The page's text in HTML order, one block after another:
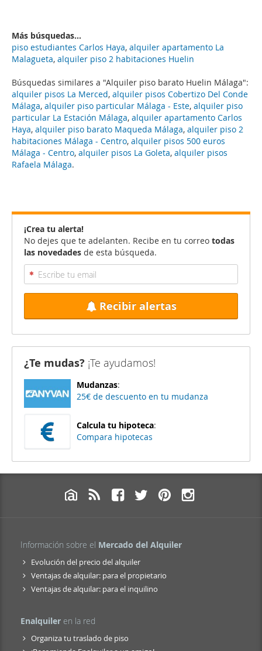
Búsquedas similares a "Alquiler piso barato Huelin Málaga":
alquiler pisos La Merced, alquiler pisos Cobertizo Del Conde
Málaga, alquiler piso particular Málaga - Este, alquiler piso
particular La Estación Málaga, alquiler apartamento Carlos
Haya, alquiler piso barato Maqueda Málaga, alquiler piso 2
habitaciones Málaga - Centro, alquiler pisos 500 euros
Málaga - Centro, alquiler pisos La Goleta, alquiler pisos
Rafaela Málaga.
Más búsquedas...
piso estudiantes Carlos Haya, alquiler apartamento La
Malagueta, alquiler piso 2 habitaciones Huelin
¡Crea tu alerta!
No dejes que te adelanten. Recibe en tu correo todas
las novedades de esta búsqueda.
Recibir alertas
¿Te mudas? ¡Te ayudamos!
Mudanzas:
25€ de descuento en tu mudanza
Calcula tu hipoteca:
Compara hipotecas
Información sobre el Mercado del Alquiler
Evolución del precio del alquiler
Ventajas de alquilar: para el propietario
Ventajas de alquilar: para el inquilino
Enalquiler en la red
Organiza tu traslado de piso